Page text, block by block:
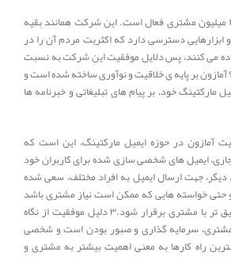
آمازون دارای ۲۳۷ میلیون مشتری فعال است. این شرکت همانند بقیه
دسترسی دارد که اکثریت مردم آن را در
می کنند، پس دلایل موفقیت این شرکت به نسبت
بر پایه ی خلاقیت و نوآوری ساخته شده است و
خود، بر پیام های تبلیغاتی و خبرنامه ها
آمازون در حوزه ایمیل مارکتینگ، این است که
ایمیل های شخصی سازی شده برای کاربران خود
جهت ارسال ایمیل به افراد مختلف، سعی شده
خواسته هایی که ممکن است نیاز مشتری باشد
ارسال شود تا ارتباطی عمیق تر با مشتری برقرار شود.۳ دلیل موفقیت از نگاه
مشتری، سرمایه گذاری و صبور بودن است و شخصی
راه کارها به معنی اهمیت بیشتر به مشتری و